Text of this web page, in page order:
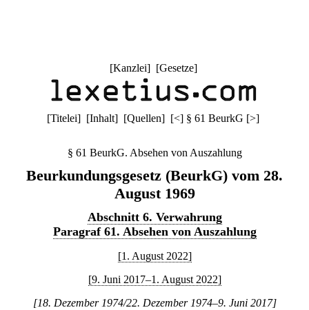
[Kanzlei] [Gesetze]
[Titelei] [Inhalt] [Quellen] [<] § 61 BeurkG [>]
§ 61 BeurkG. Absehen von Auszahlung
Beurkundungsgesetz (BeurkG) vom 28.
August 1969
Abschnitt 6. Verwahrung
Paragraf 61. Absehen von Auszahlung
[1. August 2022]
[9. Juni 2017–1. August 2022]
[18. Dezember 1974/22. Dezember 1974–9. Juni 2017]